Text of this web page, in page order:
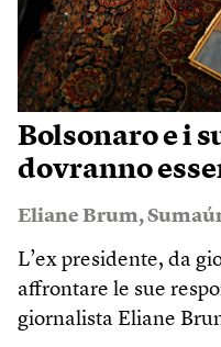
Bolsonaro e i
dovranno
Eliane Brum,
L’ex presidente, da
affrontare le sue
giornalista Eliane